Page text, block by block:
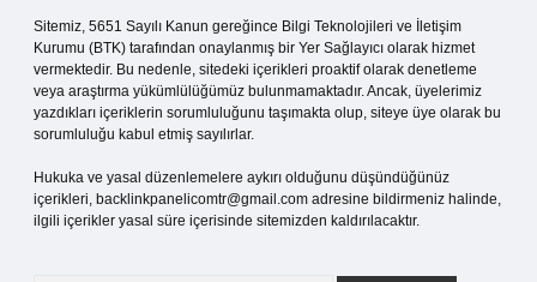
Sitemiz, 5651 Sayılı Kanun gereğince Bilgi Teknolojileri ve İletişim
Kurumu (BTK) tarafından onaylanmış bir Yer Sağlayıcı olarak hizmet
vermektedir. Bu nedenle, sitedeki içerikleri proaktif olarak denetleme
veya araştırma yükümlülüğümüz bulunmamaktadır. Ancak, üyelerimiz
yazdıkları içeriklerin sorumluluğunu taşımakta olup, siteye üye olarak bu
sorumluluğu kabul etmiş sayılırlar.
Hukuka ve yasal düzenlemelere aykırı olduğunu düşündüğünüz
içerikleri, backlinkpanelicomtr@gmail.com adresine bildirmeniz halinde,
ilgili içerikler yasal süre içerisinde sitemizden kaldırılacaktır.